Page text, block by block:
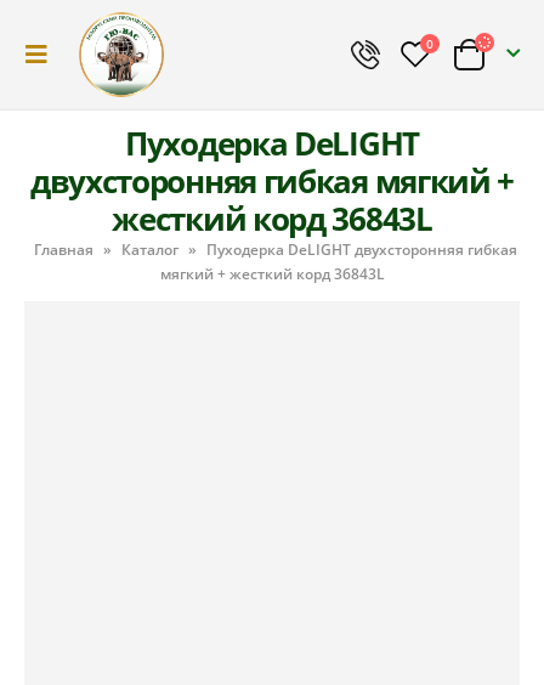
0
Пуходерка DeLIGHT
двухсторонняя гибкая мягкий +
жесткий корд 36843L
Главная » Каталог » Пуходерка DeLIGHT двухсторонняя гибкая
мягкий + жесткий корд 36843L